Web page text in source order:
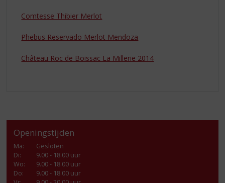
Comtesse Thibier Merlot
Phebus Reservado Merlot Mendoza
Château Roc de Boissac La Millerie 2014
Openingstijden
Ma:
Gesloten
Di:
9.00 - 18.00 uur
Wo:
9.00 - 18.00 uur
Do:
9.00 - 18.00 uur